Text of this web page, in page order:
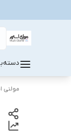
مولتی